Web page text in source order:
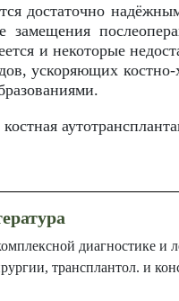
достаточно
замещения
и некоторые
ускоряющих
диагностике и
трансплантол. и